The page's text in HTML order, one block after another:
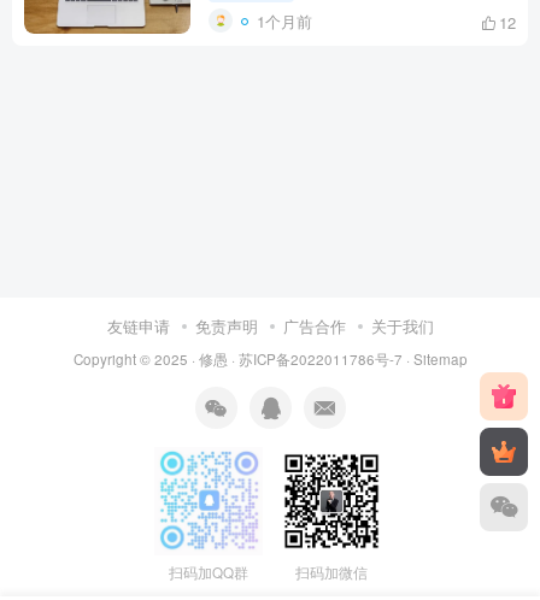
1个月前 12
友链申请 免责声明 广告合作 关于我们
Copyright © 2025 · 修愚 · 苏ICP备2022011786号-7 · Sitemap
扫码加QQ群 扫码加微信